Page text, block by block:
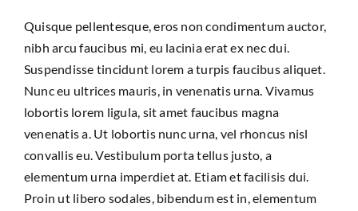
Quisque pellentesque, eros non condimentum auctor,
nibh arcu faucibus mi, eu lacinia erat ex nec dui.
Suspendisse tincidunt lorem a turpis faucibus aliquet.
Nunc eu ultrices mauris, in venenatis urna. Vivamus
lobortis lorem ligula, sit amet faucibus magna
venenatis a. Ut lobortis nunc urna, vel rhoncus nisl
convallis eu. Vestibulum porta tellus justo, a
elementum urna imperdiet at. Etiam et facilisis dui.
Proin ut libero sodales, bibendum est in, elementum